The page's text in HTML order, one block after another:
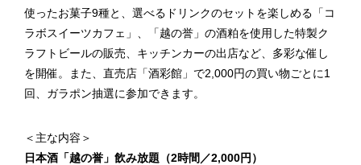
使ったお菓子9種と、選べるドリンクのセットを楽しめる「コ
ラボスイーツカフェ」、「越の誉」の酒粕を使用した特製ク
ラフトビールの販売、キッチンカーの出店など、多彩な催し
を開催。また、直売店「酒彩館」で2,000円の買い物ごとに1
回、ガラポン抽選に参加できます。
＜主な内容＞
日本酒「越の誉」飲み放題（2時間／2,000円）